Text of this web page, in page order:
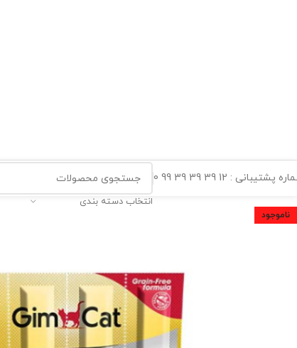
پشتیبانی : 12 39 39 39 99 0
انتخاب دسته بندی
ناموجود